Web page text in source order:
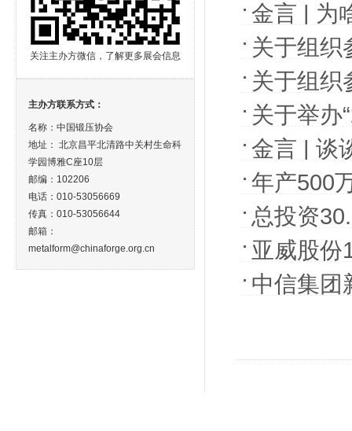
关注主办方微信，了解更多展会信息
主办方联系方式：
名称：中国锻压协会
地址： 北京昌平北清路中关村生命科
学园博雅C座10层
邮编：102206
电话：010-53056669
传真：010-53056644
邮箱：
metalform@chinaforge.org.cn
金言 | 为
关于组织
（
关于组织
EXP0)的
关于举办
接交流会
金言 | 谈
年产500
总投资
亚威股份
中信集团